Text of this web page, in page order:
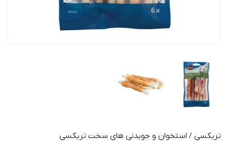
تریکسی / استخوان و جویدنی های سخت تریکسی